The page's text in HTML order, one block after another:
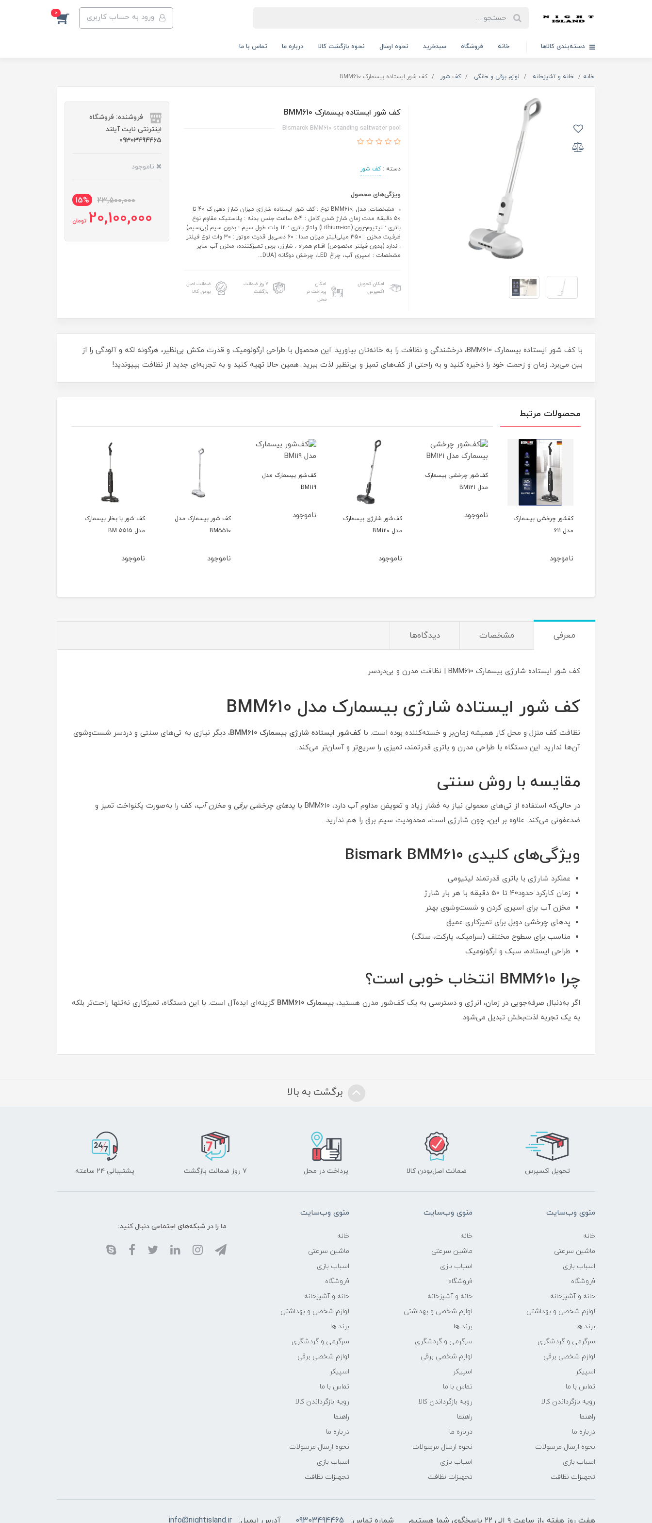
ورود به حساب کاربری 0
دسته‌بندی کالاها خانه فروشگاه سبدخرید نحوه ارسال نحوه بازگشت کالا درباره ما تماس با ما
خانه خانه و آشپزخانه لوازم برقی و خانگی کف شور کف شور ایستاده بیسمارک BMM610
کف شور ایستاده بیسمارک BMM610
Bismarck BMM610 standing saltwater pool
دسته :کف شور
ویژگی‌های محصول
مشخصات: مدل :BMM610 نوع : کف شور ایستاده شارژی میزان شارژ دهی ک 40 تا
50 دقیقه مدت زمان شارژ شدن کامل : 4-5 ساعت جنس بدنه : پلاستیک مقاوم نوع
باتری : لیتیوم-یون (Lithium-ion) ولتاژ باتری : 12 ولت طول سیم : بدون سیم (بی‌سیم)
ظرفیت مخزن : 350 میلی‌لیتر میزان صدا : 60 دسی‌بل قدرت موتور : 30 وات نوع فیلتر
: ندارد (بدون فیلتر مخصوص) اقلام همراه : شارژر، برس تمیزکننده، مخزن آب سایر
مشخصات : اسپری آب، چراغ LED، چرخش دوگانه (DUA...
امکان تحویل
اکسپرس
امکان
پرداخت در
محل
۷ روز ضمانت
بازگشت
ضمانت اصل
بودن کالا
فروشنده: فروشگاه
اینترنتی نایت آیلند
09303494465
ناموجود
23,500,000
15%
20,100,000 تومان
با کف شور ایستاده بیسمارک BMM610، درخشندگی و نظافت را به خانه‌تان بیاورید. این محصول با طراحی ارگونومیک و قدرت مکش بی‌نظیر، هرگونه لکه و آلودگی را از
بین می‌برد. زمان و زحمت خود را ذخیره کنید و به راحتی از کف‌های تمیز و بی‌نظیر لذت ببرید. همین حالا تهیه کنید و به تجربه‌ای جدید از نظافت بپیوندید!
محصولات مرتبط
کفشور چرخشی بیسمارک
مدل 611
ناموجود
کف‌شور چرخشی بیسمارک
مدل BM121
ناموجود
کف‌شور شارژی بیسمارک
مدل BM120
ناموجود
کف‌شور بیسمارک مدل
BM119
ناموجود
کف شور بیسمارک مدل
BM5510
ناموجود
کف شور با بخار بیسمارک
مدل BM 5515
ناموجود
معرفی مشخصات دیدگاه‌ها
کف شور ایستاده شارژی بیسمارک BMM610 | نظافت مدرن و بی‌دردسر
کف شور ایستاده شارژی بیسمارک مدل BMM610
نظافت کف منزل و محل کار همیشه زمان‌بر و خسته‌کننده بوده است. با کف‌شور ایستاده شارژی بیسمارک BMM610
، دیگر نیازی به تی‌های سنتی و دردسر شست‌وشوی
آن‌ها ندارید. این دستگاه با طراحی مدرن و باتری قدرتمند، تمیزی را سریع‌تر و آسان‌تر می‌کند.
مقایسه با روش سنتی
در حالی‌که استفاده از تی‌های معمولی نیاز به فشار زیاد و تعویض مداوم آب دارد، BMM610 با پدهای چرخشی برقی و مخزن آب، کف را به‌صورت یکنواخت تمیز و
ضدعفونی می‌کند. علاوه بر این، چون شارژی است، محدودیت سیم برق را هم ندارید.
ویژگی‌های کلیدی Bismark BMM610
عملکرد شارژی با باتری قدرتمند لیتیومی
زمان کارکرد حدود40 تا 50 دقیقه با هر بار شارژ
مخزن آب برای اسپری کردن و شست‌وشوی بهتر
پدهای چرخشی دوبل برای تمیزکاری عمیق
مناسب برای سطوح مختلف (سرامیک، پارکت، سنگ)
طراحی ایستاده، سبک و ارگونومیک
چرا BMM610 انتخاب خوبی است؟
اگر به‌دنبال صرفه‌جویی در زمان، انرژی و دسترسی به یک کف‌شور مدرن هستید، بیسمارک BMM610
گزینه‌ای ایده‌آل است. با این دستگاه، تمیزکاری نه‌تنها راحت‌تر بلکه
به یک تجربه لذت‌بخش تبدیل می‌شود.
برگشت به بالا
تحویل اکسپرس ضمانت اصل‌بودن کالا پرداخت در محل ۷ روز ضمانت بازگشت پشتیبانی ۲۴ ساعته
منوی وب‌سایت
خانه
ماشین سرعتی
اسباب بازی
فروشگاه
خانه و آشپزخانه
لوازم شخصی و بهداشتی
برند ها
سرگرمی و گردشگری
لوازم شخصی برقی
اسپیکر
تماس با ما
رویه بازگرداندن کالا
راهنما
درباره ما
نحوه ارسال مرسولات
اسباب بازی
تجهیزات نظافت
منوی وب‌سایت
خانه
ماشین سرعتی
اسباب بازی
فروشگاه
خانه و آشپزخانه
لوازم شخصی و بهداشتی
برند ها
سرگرمی و گردشگری
لوازم شخصی برقی
اسپیکر
تماس با ما
رویه بازگرداندن کالا
راهنما
درباره ما
نحوه ارسال مرسولات
اسباب بازی
تجهیزات نظافت
منوی وب‌سایت
خانه
ماشین سرعتی
اسباب بازی
فروشگاه
خانه و آشپزخانه
لوازم شخصی و بهداشتی
برند ها
سرگرمی و گردشگری
لوازم شخصی برقی
اسپیکر
تماس با ما
رویه بازگرداندن کالا
راهنما
درباره ما
نحوه ارسال مرسولات
اسباب بازی
تجهیزات نظافت
ما را در شبکه‌های اجتماعی دنبال کنید:
هفت روز هفته ،از ساعت ۹ الی ۲۲ پاسخگوی شما هستیم شماره تماس: 09303494465 آدرس ایمیل: info@nightisland.ir